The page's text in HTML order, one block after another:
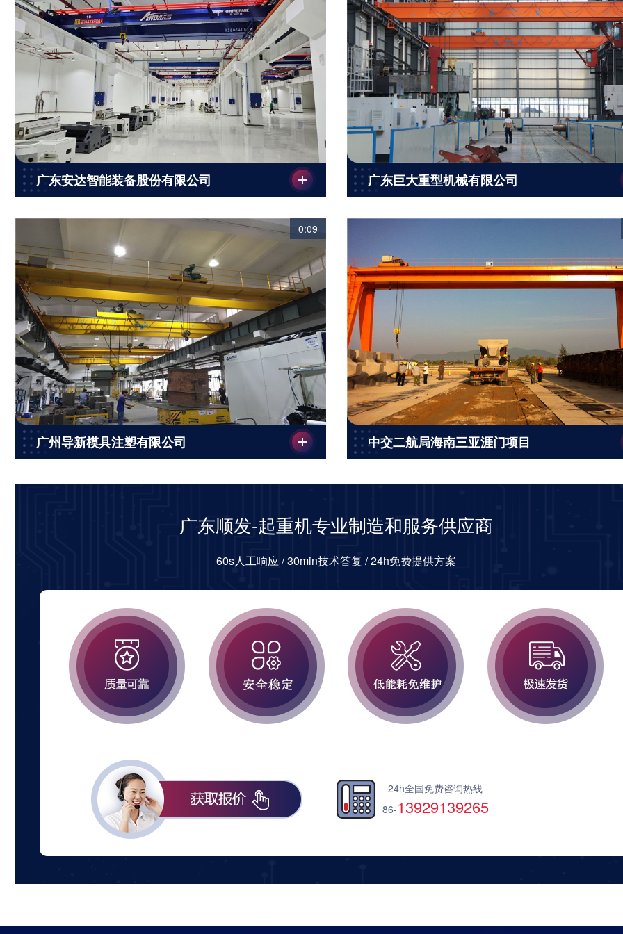
广东安达智能装备股份有限公司 广东巨大重型机械有限公司
0:09
广州导新模具注塑有限公司 中交二航局海南三亚涯门项目
广东顺发-起重机专业制造和服务供应商
60s人工响应 / 30min技术答复 / 24h免费提供方案
24h全国免费咨询热线
86-13929139265